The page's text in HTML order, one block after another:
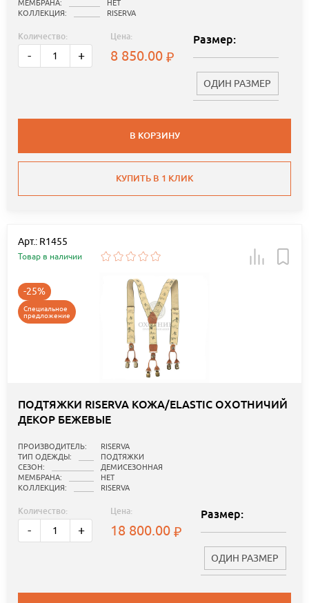
МЕМБРАНА:
НЕТ
КОЛЛЕКЦИЯ:
RISERVA
Количество:
- +
Цена:
8 850.00
Размер:
ОДИН РАЗМЕР
В КОРЗИНУ
КУПИТЬ В 1 КЛИК
Арт.: R1455
Товар в наличии
-25%
Специальное
предложение
ПОДТЯЖКИ RISERVA КОЖА/ELASTIC ОХОТНИЧИЙ
ДЕКОР БЕЖЕВЫЕ
ПРОИЗВОДИТЕЛЬ:
RISERVA
ТИП ОДЕЖДЫ:
ПОДТЯЖКИ
СЕЗОН:
ДЕМИСЕЗОННАЯ
МЕМБРАНА:
НЕТ
КОЛЛЕКЦИЯ:
RISERVA
Количество:
- +
Цена:
18 800.00
Размер:
ОДИН РАЗМЕР